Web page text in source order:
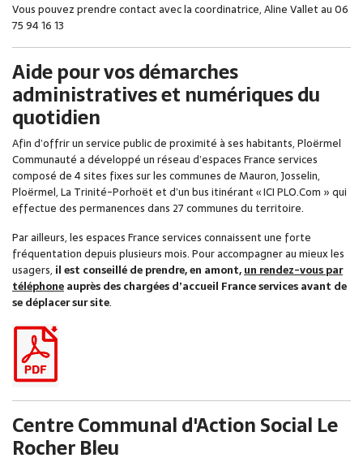
Vous pouvez prendre contact avec la coordinatrice, Aline Vallet au 06
75 94 16 13
Aide pour vos démarches
administratives et numériques du
quotidien
Afin d’offrir un service public de proximité à ses habitants, Ploërmel
Communauté a développé un réseau d’espaces France services
composé de 4 sites fixes sur les communes de Mauron, Josselin,
Ploërmel, La Trinité-Porhoët et d’un bus itinérant « ICI PLO.Com » qui
effectue des permanences dans 27 communes du territoire.
Par ailleurs, les espaces France services connaissent une forte
fréquentation depuis plusieurs mois. Pour accompagner au mieux les
usagers, il est conseillé de prendre, en amont,un rendez-vous par
téléphoneauprès des chargées d’accueil France services avant de
se déplacer sur site.
Centre Communal d'Action Social Le
Rocher Bleu